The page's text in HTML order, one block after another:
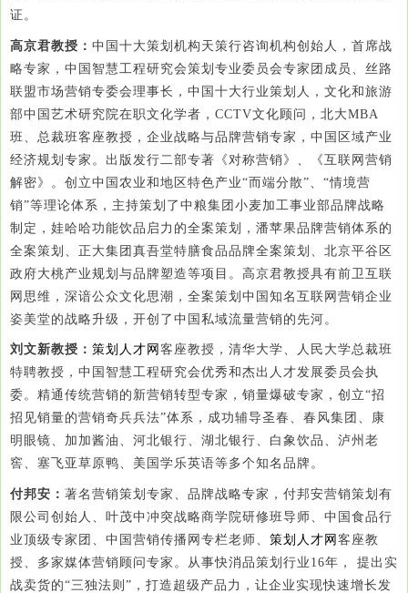
证。
高京君教授： 中国十大策划机构天策行咨询机构创始人，首席战
略专家，中国智慧工程研究会策划专业委员会专家团成员、丝路
联盟市场营销专委会理事长，中国十大行业策划人，文化和旅游
部中国艺术研究院在职文化学者，CCTV文化顾问，北大MBA
班、总裁班客座教授，企业战略与品牌营销专家，中国区域产业
经济规划专家。出版发行二部专著《对称营销》、《互联网营销
解密》。创立中国农业和地区特色产业“而端分散”、“情境营
销”等理论体系，主持策划了中粮集团小麦加工事业部品牌战略
制定，娃哈哈功能饮品启力的全案策划，潘苹果品牌营销体系的
全案策划、正大集团真吾堂特膳食品品牌全案策划、北京平谷区
政府大桃产业规划与品牌塑造等项目。高京君教授具有前卫互联
网思维，深谙公众文化思潮，全案策划中国知名互联网营销企业
姿美堂的战略升级，开创了中国私域流量营销的先河。
刘文新教授： 策划人才网 客座教授，清华大学、人民大学总裁班
特聘教授，中国智慧工程研究会优秀和杰出人才发展委员会执
委。精通传统营销的新营销转型专家，销量爆破专家，创立“招
招见销量的营销奇兵兵法”体系，成功辅导圣春、春风集团、康
明眼镜、加加酱油、河北银行、湖北银行、白象饮品、泸州老
窖、塞飞亚草原鸭、美国学乐英语等多个知名品牌。
付邦安： 著名营销策划专家、品牌战略专家，付邦安营销策划有
限公司创始人、叶茂中冲突战略商学院研修班导师、中国食品行
业顶级专家团、中国营销传播网专栏老师、 策划人才网客座教
授、多家媒体营销顾问专家。从事快消品策划行业16年， 提出实
战卖货的“三独法则”，打造超级产品力，让企业实现快速增长发